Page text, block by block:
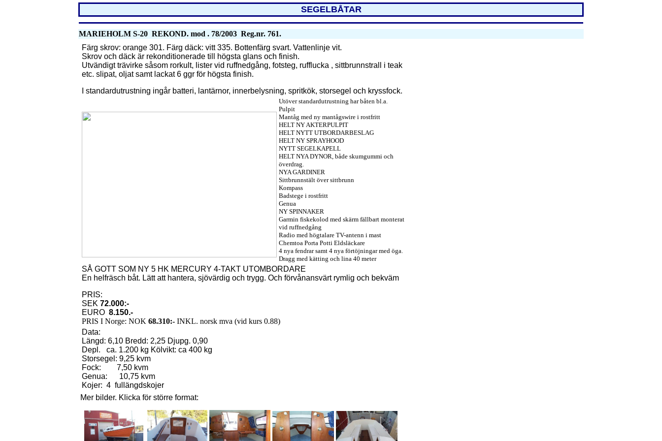
SEGELBÅTAR
MARIEHOLM S-20 REKOND. mod . 78/2003 Reg.nr. 761.
Färg skrov: orange 301. Färg däck: vitt 335. Bottenfärg svart. Vattenlinje vit.
Skrov och däck är rekonditionerade till högsta glans och finish.
Utvändigt trävirke såsom rorkult, lister vid ruffnedgång, fotsteg, rufflucka , sittbrunnstrall i teak
etc. slipat, oljat samt lackat 6 ggr för högsta finish.
I standardutrustning ingår batteri, lantärnor, innerbelysning, spritkök, storsegel och kryssfock.
Utöver standardutrustning har båten bl.a.
Pulpit
Mantåg med ny mantågswire i rostfritt
HELT NY AKTERPULPIT
HELT NYTT UTBORDARBESLAG
HELT NY SPRAYHOOD
NYTT SEGELKAPELL
HELT NYA DYNOR, både skumgummi och
överdrag.
NYA GARDINER
Sittbrunnstält över sittbrunn
Kompass
Badstege i rostfritt
Genua
NY SPINNAKER
Garmin fiskekolod med skärm fällbart monterat
vid ruffnedgång
Radio med högtalare TV-antenn i mast
Chemtoa Porta Potti Eldsläckare
4 nya fendrar samt 4 nya förtöjningar med öga.
Dragg med kätting och lina 40 meter
SÅ GOTT SOM NY 5 HK MERCURY 4-TAKT UTOMBORDARE
En helfräsch båt. Lätt att hantera, sjövärdig och trygg. Och förvånansvärt rymlig och bekväm
PRIS:
SEK 72.000:-
EURO 8.150.-
PRIS I Norge: NOK 68.310:- INKL. norsk mva (vid kurs 0.88)
Data:
Längd: 6,10 Bredd: 2,25 Djupg. 0,90
Depl.
ca. 1.200 kg Kölvikt: ca 400 kg
Storsegel: 9,25 kvm
Fock:
7,50 kvm
Genua:
10,75 kvm
Kojer: 4 fullängdskojer
Mer bilder. Klicka för större format: